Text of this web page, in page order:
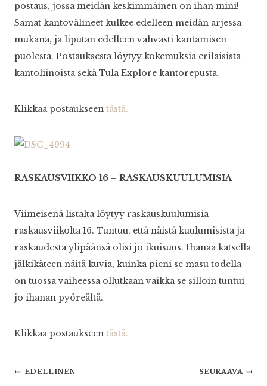
postaus, jossa meidän keskimmäinen on ihan mini!
Samat kantovälineet kulkee edelleen meidän arjessa
mukana, ja liputan edelleen vahvasti kantamisen
puolesta. Postauksesta löytyy kokemuksia erilaisista
kantoliinoista sekä Tula Explore kantorepusta.
Klikkaa postaukseen tästä.
RASKAUSVIIKKO 16 – RASKAUSKUULUMISIA
Viimeisenä listalta löytyy raskauskuulumisia
raskausviikolta 16. Tuntuu, että näistä kuulumisista ja
raskaudesta ylipäänsä olisi jo ikuisuus. Ihanaa katsella
jälkikäteen näitä kuvia, kuinka pieni se masu todella
on tuossa vaiheessa ollutkaan vaikka se silloin tuntui
jo ihanan pyöreältä.
Klikkaa postaukseen tästä.
Artikkelien
EDELLINEN SEURAAVA